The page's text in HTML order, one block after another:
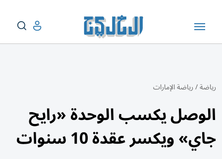
رياضة/رياضة الإمارات
الوصل يكسب الوحدة «رايح
جاي» ويكسر عقدة 10 سنوات